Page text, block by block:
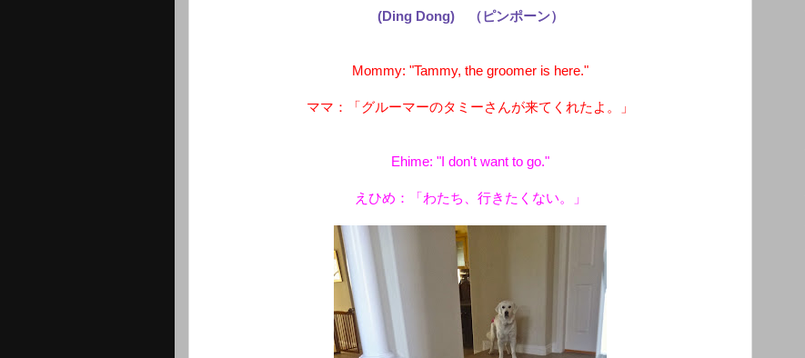
(Ding Dong) （ピンポーン）
Mommy: "Tammy, the groomer is here."
ママ：「グルーマーのタミーさんが来てくれたよ。」
Ehime: "I don't want to go."
えひめ：「わたち、行きたくない。」